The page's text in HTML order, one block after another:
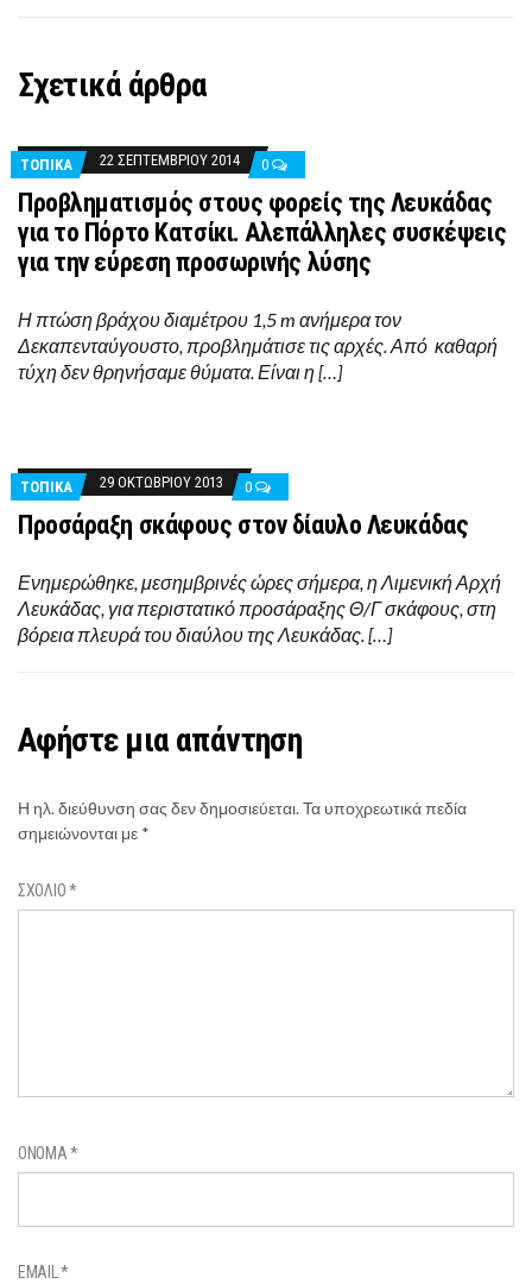
Σχετικά άρθρα
ΤΟΠΙΚΑ 22 ΣΕΠΤΕΜΒΡΊΟΥ 2014 0
Προβληματισμός στους φορείς της Λευκάδας
για το Πόρτο Κατσίκι. Aλεπάλληλες συσκέψεις
για την εύρεση προσωρινής λύσης
Η πτώση βράχου διαμέτρου 1,5 m ανήμερα τον
Δεκαπενταύγουστο, προβλημάτισε τις αρχές. Από καθαρή
τύχη δεν θρηνήσαμε θύματα. Είναι η […]
ΤΟΠΙΚΑ 29 ΟΚΤΩΒΡΊΟΥ 2013 0
Προσάραξη σκάφους στον δίαυλο Λευκάδας
Ενημερώθηκε, μεσημβρινές ώρες σήμερα, η Λιμενική Αρχή
Λευκάδας, για περιστατικό προσάραξης Θ/Γ σκάφους, στη
βόρεια πλευρά του διαύλου της Λευκάδας. […]
Αφήστε μια απάντηση
Η ηλ. διεύθυνση σας δεν δημοσιεύεται.Τα υποχρεωτικά πεδία
σημειώνονται με *
ΣΧΌΛΙΟ*
ΌΝΟΜΑ*
EMAIL*